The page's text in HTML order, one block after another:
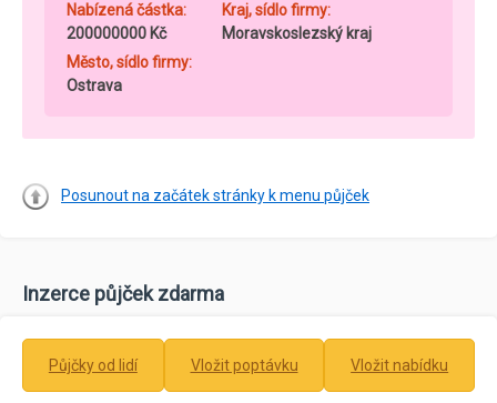
Nabízená částka:
200000000 Kč
Kraj, sídlo firmy:
Moravskoslezský kraj
Město, sídlo firmy:
Ostrava
Posunout na začátek stránky k menu půjček
Inzerce půjček zdarma
Půjčky od lidí Vložit poptávku Vložit nabídku